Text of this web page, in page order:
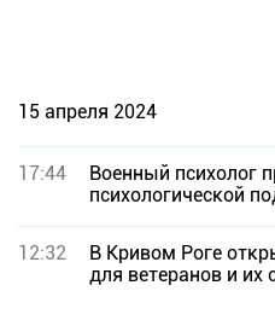
15 апреля 2024
17:44
Военный психолог
психологической
12:32
В Кривом Роге
для ветеранов и их